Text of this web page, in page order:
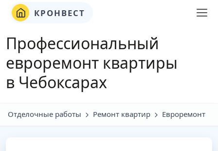
КРОНВЕСТ
Профессиональный
евроремонт квартиры
в Чебоксарах
Отделочные работы Ремонт квартир Евроремонт